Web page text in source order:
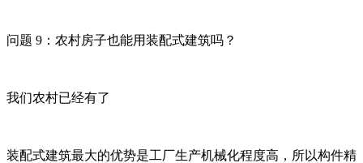
问题 9：农村房子也能用装配式建筑吗？
我们农村已经有了
装配式建筑最大的优势是工厂生产机械化程度高，所以构件精